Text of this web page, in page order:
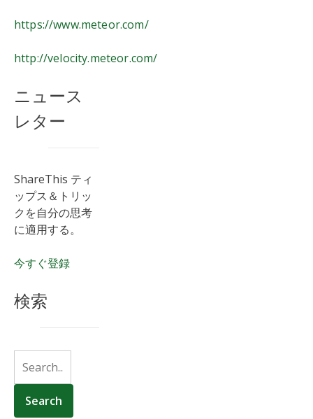
https://www.meteor.com/
http://velocity.meteor.com/
ニュース
レター
ShareThis ティ
ップス＆トリッ
クを自分の思考
に適用する。
今すぐ登録
検索